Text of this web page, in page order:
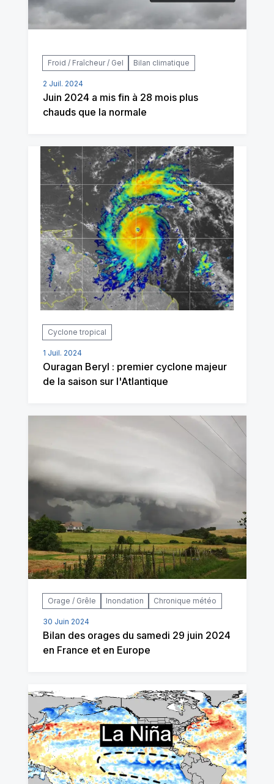
Froid / Fraîcheur / Gel Bilan climatique
2 Juil. 2024
Juin 2024 a mis fin à 28 mois plus
chauds que la normale
Cyclone tropical
1 Juil. 2024
Ouragan Beryl : premier cyclone majeur
de la saison sur l'Atlantique
Orage / Grêle Inondation Chronique météo
30 Juin 2024
Bilan des orages du samedi 29 juin 2024
en France et en Europe